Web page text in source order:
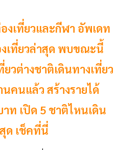
งเที่ยวและกีฬา อัพเดท
เที่ยวล่าสุด พบขณะนี้
วต่างชาติเดินทางเที่ยว
คนแล้ว สร้างรายได้
ท เปิด 5 ชาติไหนเดิน
ด เช็คที่นี่